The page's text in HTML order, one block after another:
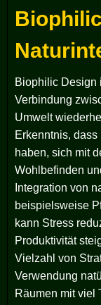
Biophilic Design
Verbindung
Umwelt
Erkenntnis,
haben, sich mit
Wohlbefinden
Integration von
beispielsweise
kann Stress
Produktivität
Vielzahl von
Verwendung
Räumen mit viel